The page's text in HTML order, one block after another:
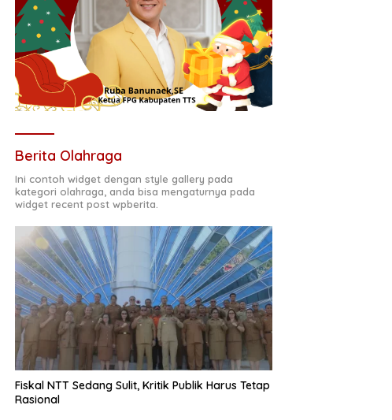
Berita Olahraga
Ini contoh widget dengan style gallery pada
kategori olahraga, anda bisa mengaturnya pada
widget recent post wpberita.
Fiskal NTT Sedang Sulit, Kritik Publik Harus Tetap
Rasional